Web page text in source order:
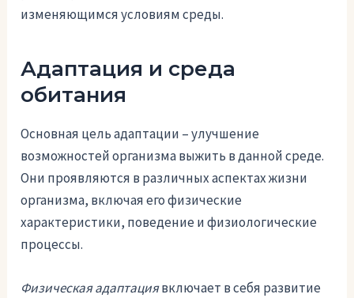
изменяющимся условиям среды.
Адаптация и среда
обитания
Основная цель адаптации – улучшение
возможностей организма выжить в данной среде.
Они проявляются в различных аспектах жизни
организма, включая его физические
характеристики, поведение и физиологические
процессы.
Физическая адаптациявключает в себя развитие